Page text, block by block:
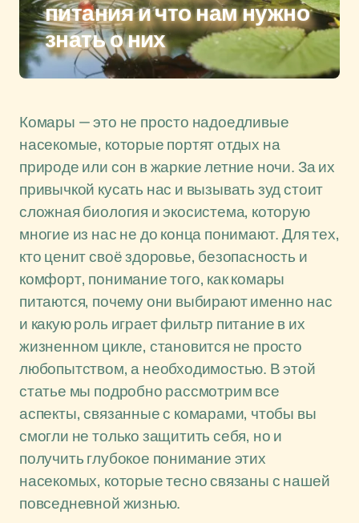
питания и что нам нужно
знать о них
Комары — это не просто надоедливые
насекомые, которые портят отдых на
природе или сон в жаркие летние ночи. За их
привычкой кусать нас и вызывать зуд стоит
сложная биология и экосистема, которую
многие из нас не до конца понимают. Для тех,
кто ценит своё здоровье, безопасность и
комфорт, понимание того, как комары
питаются, почему они выбирают именно нас
и какую роль играет фильтр питание в их
жизненном цикле, становится не просто
любопытством, а необходимостью. В этой
статье мы подробно рассмотрим все
аспекты, связанные с комарами, чтобы вы
смогли не только защитить себя, но и
получить глубокое понимание этих
насекомых, которые тесно связаны с нашей
повседневной жизнью.